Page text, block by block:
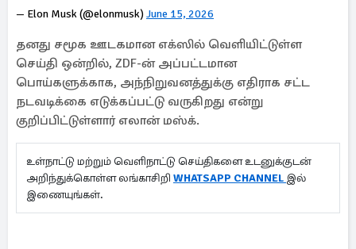
— Elon Musk (@elonmusk) June 15, 2026
தனது சமூக ஊடகமான எக்ஸில் வெளியிட்டுள்ள
செய்தி ஒன்றில், ZDF-ன் அப்பட்டமான
பொய்களுக்காக, அந்நிறுவனத்துக்கு எதிராக சட்ட
நடவடிக்கை எடுக்கப்பட்டு வருகிறது என்று
குறிப்பிட்டுள்ளார் எலான் மஸ்க்.
உள்நாட்டு மற்றும் வெளிநாட்டு செய்திகளை உடனுக்குடன்
அறிந்துக்கொள்ள லங்காசிறி WHATSAPP CHANNEL இல்
இணையுங்கள்.